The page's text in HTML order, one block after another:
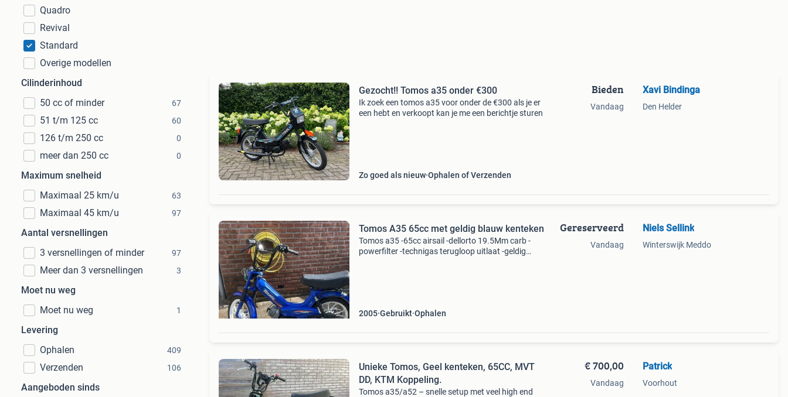
Quadro
Revival
Standard
Overige modellen
Cilinderinhoud
50 cc of minder
67
51 t/m 125 cc 60
126 t/m 250 cc 0
meer dan 250 cc 0
Maximum snelheid
Maximaal 25 km/u
63
Maximaal 45 km/u 97
Aantal versnellingen
3 versnellingen of minder
97
Meer dan 3 versnellingen 3
Moet nu weg
Moet nu weg
1
Levering
Ophalen
409
Verzenden 106
Aangeboden sinds
Gezocht!! Tomos a35 onder €300
Ik zoek een tomos a35 voor onder de €300 als je er
een hebt en verkoopt kan je me een berichtje sturen
Zo goed als nieuw Ophalen of Verzenden
Bieden
Vandaag
Xavi Bindinga
Den Helder
Tomos A35 65cc met geldig blauw kenteken
Tomos a35 -65cc airsail -dellorto 19.5Mm carb -
powerfilter -technigas terugloop uitlaat -geldig
2005 Gebruikt Ophalen
Gereserveerd
Vandaag
Niels Sellink
Winterswijk Meddo
Unieke Tomos, Geel kenteken, 65CC, MVT
DD, KTM Koppeling.
Tomos a35/a52 – snelle setup met veel high end
€ 700,00
Vandaag
Patrick
Voorhout